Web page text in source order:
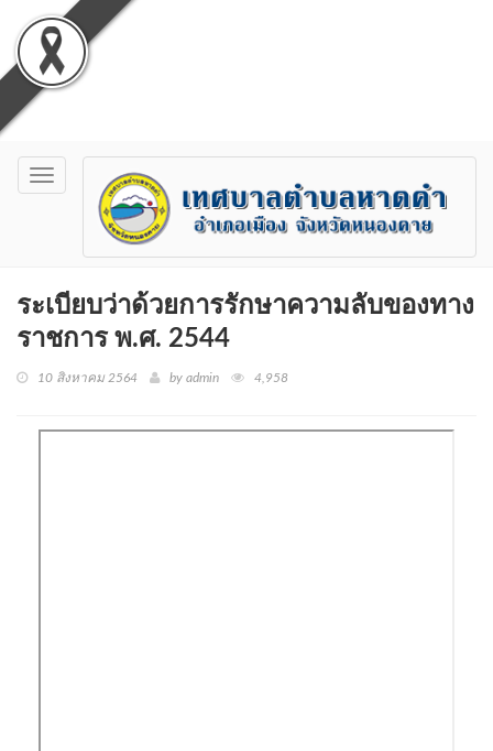
Toggle
navigation
ระเบียบว่าด้วยการรักษาความลับของทาง
ราชการ พ.ศ. 2544
10 สิงหาคม 2564 by admin 4,958